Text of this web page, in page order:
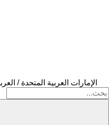
الإمارات العربية المتحدة /